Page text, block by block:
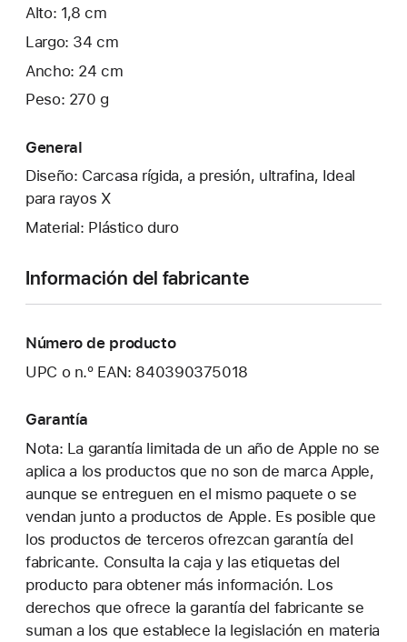
Alto: 1,8 cm
Largo: 34 cm
Ancho: 24 cm
Peso: 270 g
General
Diseño: Carcasa rígida, a presión, ultrafina, Ideal
para rayos X
Material: Plástico duro
Información del fabricante
Número de producto
UPC o n.º EAN: 840390375018
Garantía
Nota: La garantía limitada de un año de Apple no se
aplica a los productos que no son de marca Apple,
aunque se entreguen en el mismo paquete o se
vendan junto a productos de Apple. Es posible que
los productos de terceros ofrezcan garantía del
fabricante. Consulta la caja y las etiquetas del
producto para obtener más información. Los
derechos que ofrece la garantía del fabricante se
suman a los que establece la legislación en materia